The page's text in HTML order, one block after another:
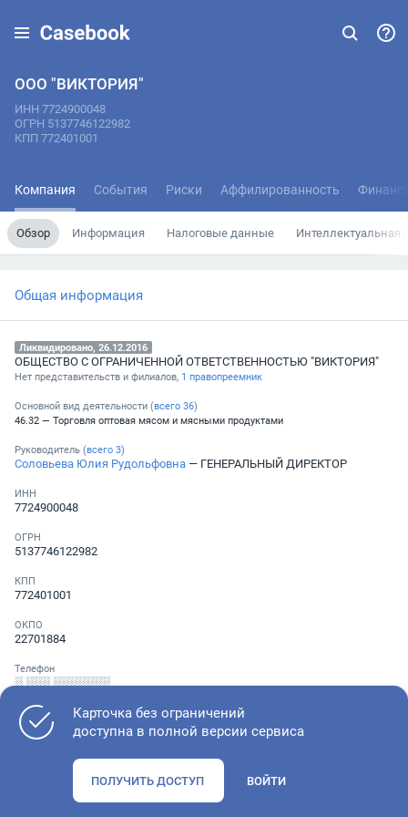
ООО "ВИКТОРИЯ"
ИНН 7724900048
ОГРН 5137746122982
КПП 772401001
Компания События Риски Аффилированность
Обзор Информация Налоговые данные Интеллектуальная
Общая информация
Ликвидировано, 26.12.2016
ОБЩЕСТВО С ОГРАНИЧЕННОЙ ОТВЕТСТВЕННОСТЬЮ "ВИКТОРИЯ"
Нет представительств и филиалов, 1 правопреемник
Основной вид деятельности (всего 36)
46.32 — Торговля оптовая мясом и мясными продуктами
Руководитель (всего 3)
Соловьева Юлия Рудольфовна — ГЕНЕРАЛЬНЫЙ ДИРЕКТОР
ИНН
7724900048
ОГРН
5137746122982
КПП
772401001
ОКПО
22701884
Телефон
░ ░░░ ░░░░░░░
Проверьте учредительные документы, адрес регистрации и
Карточка без ограничений
доступна в полной версии сервиса
ПОЛУЧИТЬ ДОСТУП ВОЙТИ